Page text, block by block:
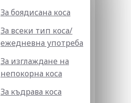
За боядисана коса
За всеки тип коса/
ежедневна употреба
За изглаждане на
непокорна коса
За къдрава коса